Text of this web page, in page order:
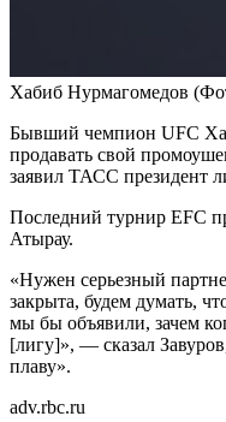
Хабиб Нурмагомедов
Бывший чемпион UFC
продавать свой
заявил ТАСС президент
Последний турнир EFC
Атырау.
«Нужен серьезный
закрыта, будем думать,
мы бы объявили, зачем
[лигу]», — сказал
плаву».
adv.rbc.ru